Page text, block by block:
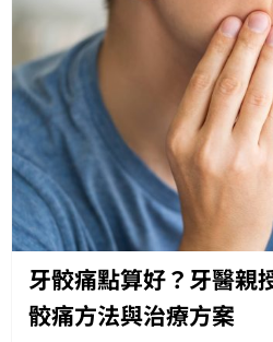
牙骹痛點算好？牙醫親
骹痛方法與治療方案